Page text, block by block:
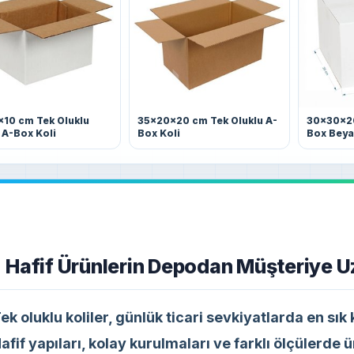
cm Tek Oluklu
A-Box Koli
35x20x20 cm Tek Oluklu A-
Box Koli
Box
Hafif Ürünlerin Depodan Müşteriye
oluklu koliler, günlük ticari sevkiyatlarda en sık
yapıları, kolay kurulmaları ve farklı